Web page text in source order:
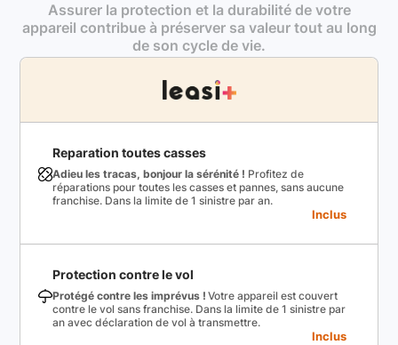
Assurer la protection et la durabilité de votre
appareil contribue à préserver sa valeur tout au long
de son cycle de vie.
Reparation toutes casses
Adieu les tracas, bonjour la sérénité ! Profitez de
réparations pour toutes les casses et pannes, sans aucune
franchise. Dans la limite de 1 sinistre par an.
Inclus
Protection contre le vol
Protégé contre les imprévus ! Votre appareil est couvert
contre le vol sans franchise. Dans la limite de 1 sinistre par
an avec déclaration de vol à transmettre.
Inclus